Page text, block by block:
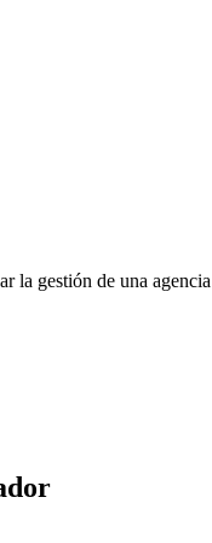
gestión de una